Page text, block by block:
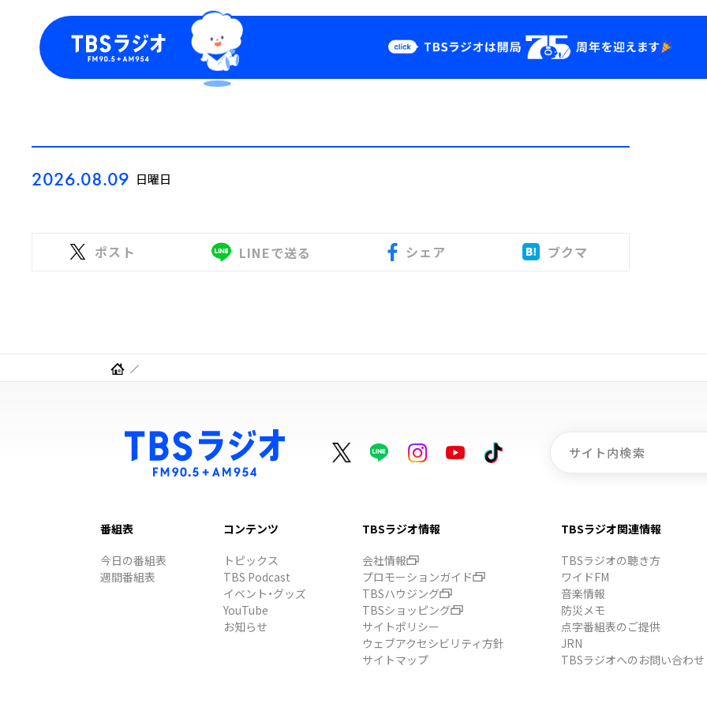
Podcast
YouTube
2026.08.09 日曜日
ポスト LINEで送る シェア ブクマ
番組表
今日の番組表
週間番組表
コンテンツ
トピックス
TBS Podcast
イベント・グッズ
YouTube
お知らせ
TBSラジオ情報
会社情報
プロモーションガイド
TBSハウジング
TBSショッピング
サイトポリシー
ウェブアクセシビリティ方針
サイトマップ
TBSラジオ関連情報
TBSラジオの聴き方
ワイドFM
音楽情報
防災メモ
点字番組表のご提供
JRN
TBSラジオへのお問い合わせ